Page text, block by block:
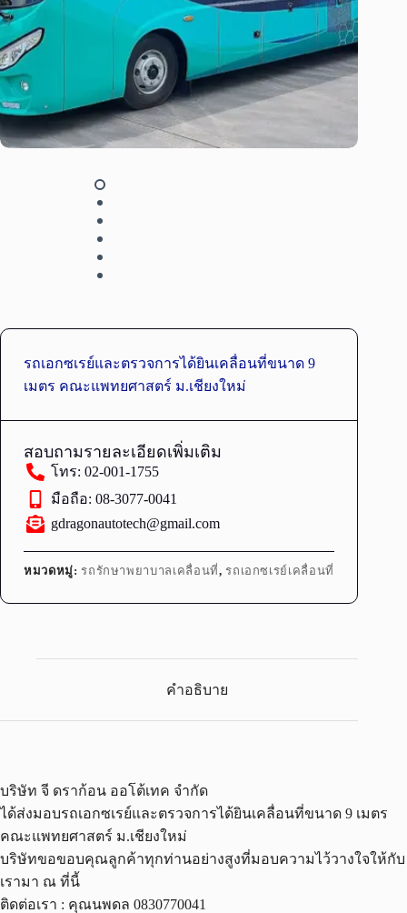
รถเอกซเรย์และตรวจการได้ยินเคลื่อนที่ขนาด 9
เมตร คณะแพทยศาสตร์ ม.เชียงใหม่
สอบถามรายละเอียดเพิ่มเติม
โทร: 02-001-1755
มือถือ: 08-3077-0041
gdragonautotech@gmail.com
หมวดหมู่:รถรักษาพยาบาลเคลื่อนที่,รถเอกซเรย์เคลื่อนที่
คำอธิบาย
บริษัท จี ดราก้อน ออโต้เทค จำกัด
ได้ส่งมอบรถเอกซเรย์และตรวจการได้ยินเคลื่อนที่ขนาด 9 เมตร
คณะแพทยศาสตร์ ม.เชียงใหม่
บริษัทขอขอบคุณลูกค้าทุกท่านอย่างสูงที่มอบความไว้วางใจให้กับ
เรามา ณ ที่นี้
ติดต่อเรา : คุณนพดล 0830770041